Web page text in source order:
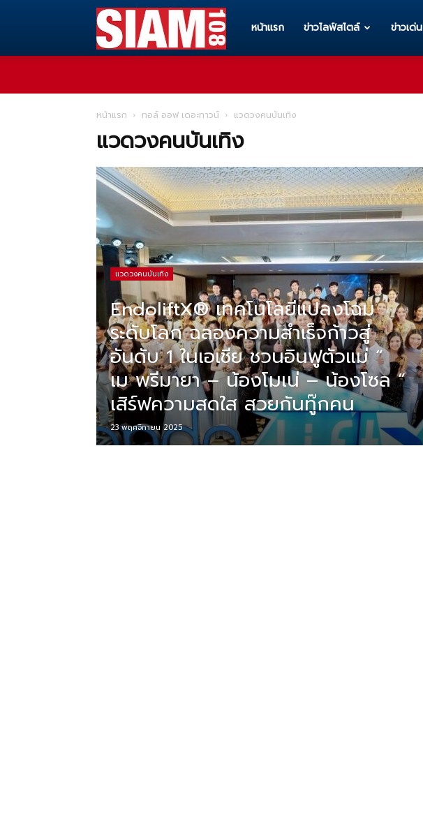
Siam108
ข่าวสาร
ทุก
เรื่อง
ราว
ที่
เป็น
หน้าแรก ข่าวไลฟ์สไตล์ ข่าวเด่น
หน้าแรก ทอล์ ออฟ เดอะทาวน์ แวดวงคนบันเทิง
แวดวงคนบันเทิง
แวดวงคนบันเทิง
EndoliftX® เทคโนโลยีแปลงโฉม
ระดับโลก ฉลองความสำเร็จก้าวสู่
อันดับ 1 ในเอเชีย ชวนอินฟูตัวแม่ “
เม พรีมายา – น้องโมเน่ – น้องโซล ”
เสิร์ฟความสดใส สวยกันทู๊กคน
23 พฤศจิกายน 2025